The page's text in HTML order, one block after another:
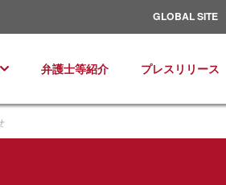
GLOBAL SITE
ヨーロッパ
弁護士等紹介 プレスリリース